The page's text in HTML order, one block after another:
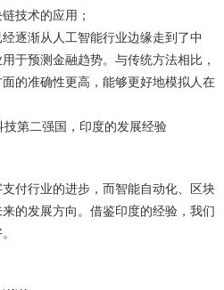
技术的应用；
逐渐从人工智能行业边缘走到了中
于预测金融趋势。与传统方法相比，
的准确性更高，能够更好地模拟人在
付行业的进步，而智能自动化、区块
的发展方向。借鉴印度的经验，我们